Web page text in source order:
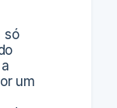
só
um